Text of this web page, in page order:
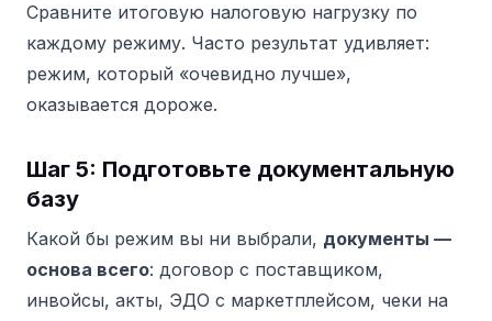
Сравните итоговую налоговую нагрузку по
каждому режиму. Часто результат удивляет:
режим, который «очевидно лучше»,
оказывается дороже.
Шаг 5: Подготовьте документальную
базу
Какой бы режим вы ни выбрали, документы —
основа всего: договор с поставщиком,
инвойсы, акты, ЭДО с маркетплейсом, чеки на